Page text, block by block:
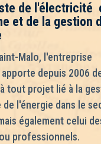
de l'électricité
et de la gestion
Malo, l'entreprise
depuis 2006
tout projet lié à la
de l'énergie dans le
également celui
professionnels.